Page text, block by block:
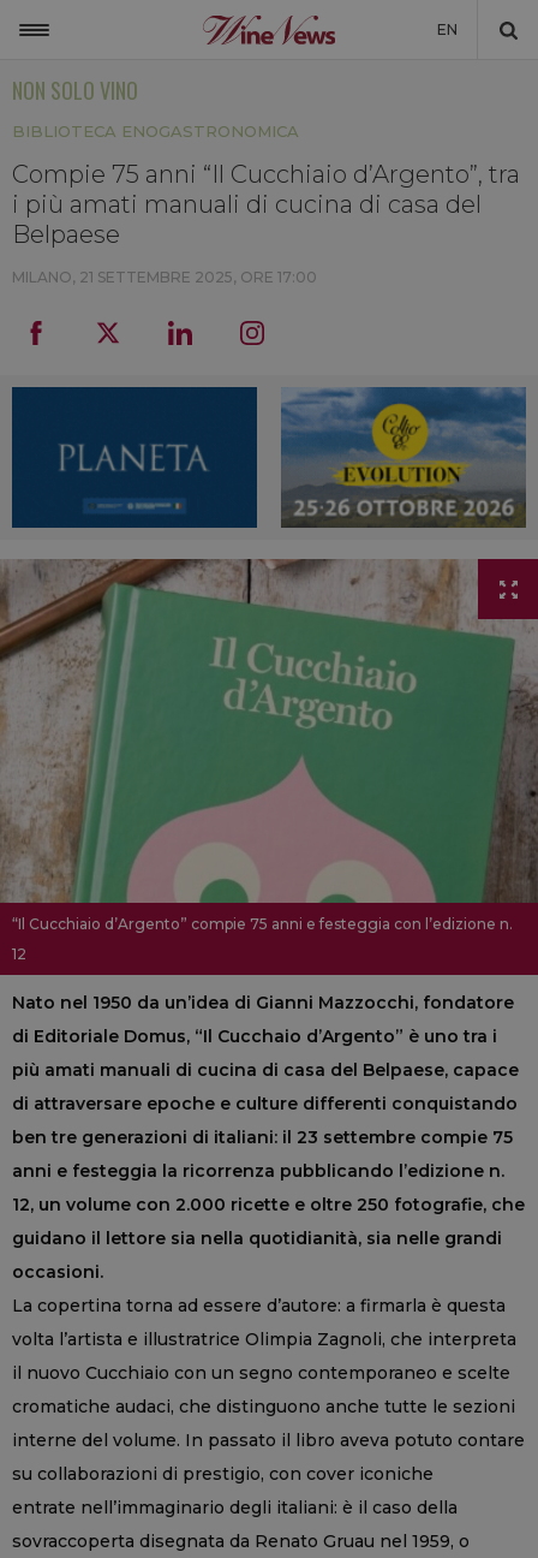
EN
MONDO
NON SOLO VINO
LA CANTINA DI WINENEWS
DICONO DI NOI
NON SOLO VINO
BIBLIOTECA ENOGASTRONOMICA
Compie 75 anni “Il Cucchiaio d’Argento”, tra
i più amati manuali di cucina di casa del
Belpaese
MILANO, 21 SETTEMBRE 2025, ORE 17:00
“Il Cucchiaio d’Argento” compie 75 anni e festeggia con l’edizione n.
12
Nato nel 1950 da un’idea di Gianni Mazzocchi, fondatore
di Editoriale Domus, “Il Cucchaio d’Argento” è uno tra i
più amati manuali di cucina di casa del Belpaese, capace
di attraversare epoche e culture differenti conquistando
ben tre generazioni di italiani: il 23 settembre compie 75
anni e festeggia la ricorrenza pubblicando l’edizione n.
12, un volume con 2.000 ricette e oltre 250 fotografie, che
guidano il lettore sia nella quotidianità, sia nelle grandi
occasioni.
La copertina torna ad essere d’autore: a firmarla è questa
volta l’artista e illustratrice Olimpia Zagnoli, che interpreta
il nuovo Cucchiaio con un segno contemporaneo e scelte
cromatiche audaci, che distinguono anche tutte le sezioni
interne del volume. In passato il libro aveva potuto contare
su collaborazioni di prestigio, con cover iconiche
entrate nell’immaginario degli italiani: è il caso della
sovraccoperta disegnata da Renato Gruau nel 1959, o